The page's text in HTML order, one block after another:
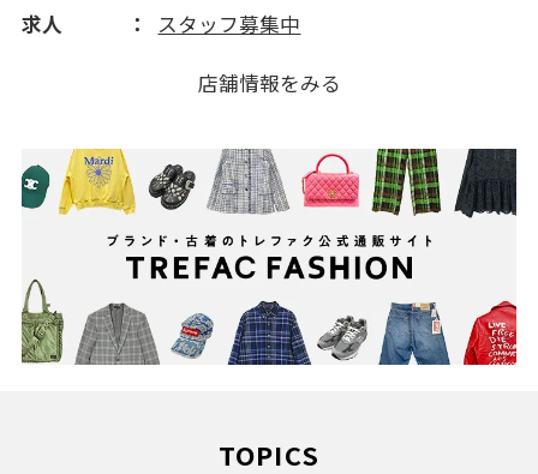
求人
スタッフ募集中
店舗情報をみる
TOPICS